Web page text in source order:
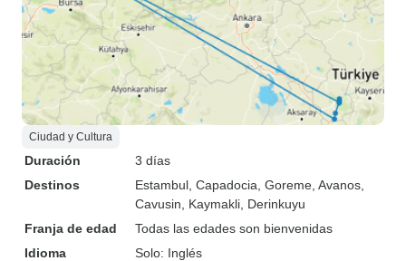
Ciudad y Cultura
Duración
3 días
Destinos
Estambul , Capadocia , Goreme , Avanos
Cavusin , Kaymakli , Derinkuyu
Franja de edad
Todas las edades son bienvenidas
Idioma
Solo: Inglés